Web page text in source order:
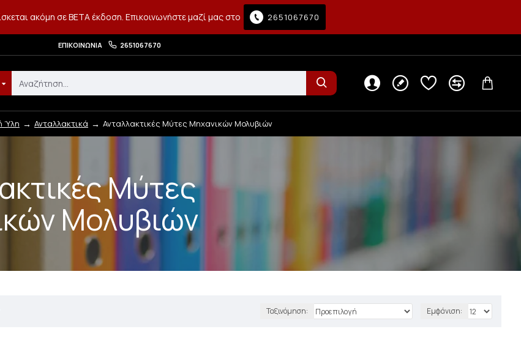
ακόμη σε BETA έκδοση. Επικοινωνήστε μαζί μας στο 2651067670
ΕΠΙΚΟΙΝΩΝΊΑ 2651067670
Ύλη Ανταλλακτικά Ανταλλακτικές Μύτες Μηχανικών Μολυβιών
Μύτες
Μολυβιών
Ταξινόμηση: Εμφάνιση: